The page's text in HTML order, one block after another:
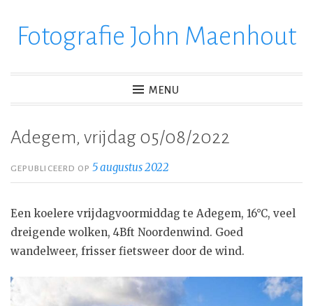
verderFotografie John Maenhout
MENU
Adegem, vrijdag 05/08/2022
GEPUBLICEERD OP5 augustus 2022
Een koelere vrijdagvoormiddag te Adegem, 16°C, veel
dreigende wolken, 4Bft Noordenwind. Goed
wandelweer, frisser fietsweer door de wind.